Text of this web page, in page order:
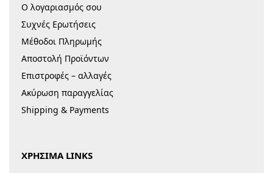
Ο λογαριασμός σου
Συχνές Ερωτήσεις
Μέθοδοι Πληρωμής
Αποστολή Προϊόντων
Επιστροφές – αλλαγές
Ακύρωση παραγγελίας
Shipping & Payments
ΧΡΗΣΙΜΑ LINKS